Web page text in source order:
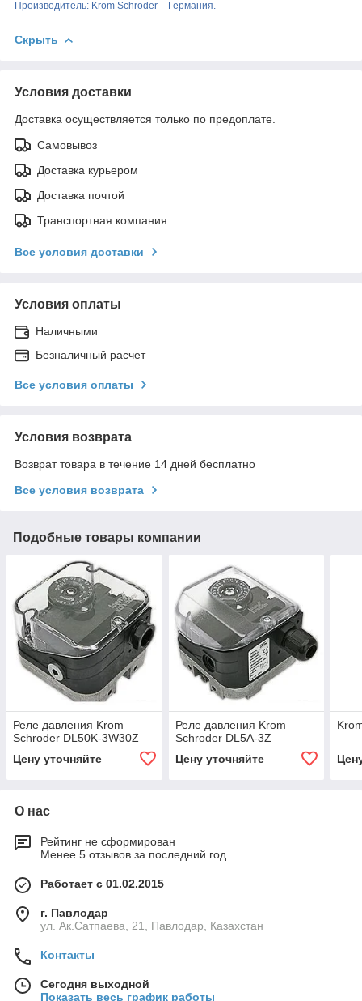
Производитель: Krom Schroder – Германия.
Скрыть
Условия доставки
Доставка осуществляется только по предоплате.
Самовывоз
Доставка курьером
Доставка почтой
Транспортная компания
Все условия доставки
Условия оплаты
Наличными
Безналичный расчет
Все условия оплаты
Условия возврата
Возврат товара в течение 14 дней бесплатно
Все условия возврата
Подобные товары компании
Реле давления Krom
Schroder DL50K-3W30Z
Цену уточняйте
Реле давления Krom
Schroder DL5A-3Z
Цену уточняйте
О нас
Рейтинг не сформирован
Менее 5 отзывов за последний год
Работает с 01.02.2015
г. Павлодар
ул. Ак.Сатпаева, 21, Павлодар, Казахстан
Контакты
Сегодня выходной
Показать весь график работы